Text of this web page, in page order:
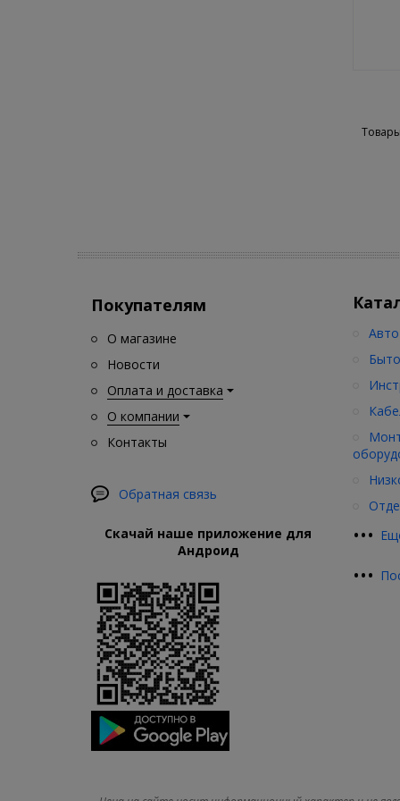
Покупателям
О магазине
Новости
Оплата и доставка
О компании
Контакты
Обратная связь
Скачай наше приложение для
Андроид
•••
•••